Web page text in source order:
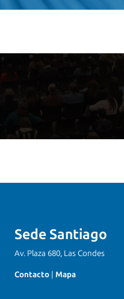
Sede Santiago
Av. Plaza 680, Las Condes
Contacto Mapa